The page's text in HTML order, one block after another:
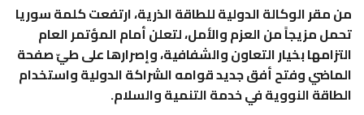
من مقر الوكالة الدولية للطاقة الذرية، ارتفعت كلمة سوريا
تحمل مزيجاً من العزم والأمل، لتعلن أمام المؤتمر العام
التزامها بخيار التعاون والشفافية، وإصرارها على طيّ صفحة
الماضي وفتح أفق جديد قوامه الشراكة الدولية واستخدام
الطاقة النووية في خدمة التنمية والسلام.